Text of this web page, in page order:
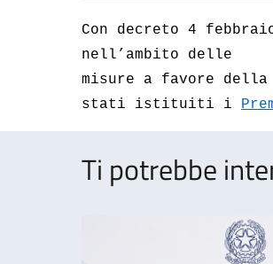
Con decreto 4
nell’ambito delle
misure a favore della
stati istituiti i
Ti potrebbe